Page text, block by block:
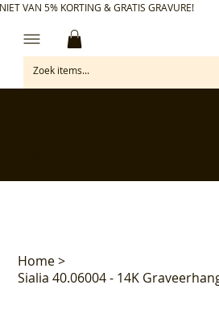
VAN 5% KORTING & GRATIS GRAVURE!
Home>